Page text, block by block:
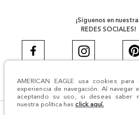
AMERICAN EAGLE usa cookies
experiencia de navegación. Al navegar
aceptando su uso, si deseas saber
nuestra política has click aquí.
¡Síguenos en
REDES SOCIALES!
#AEJEANS